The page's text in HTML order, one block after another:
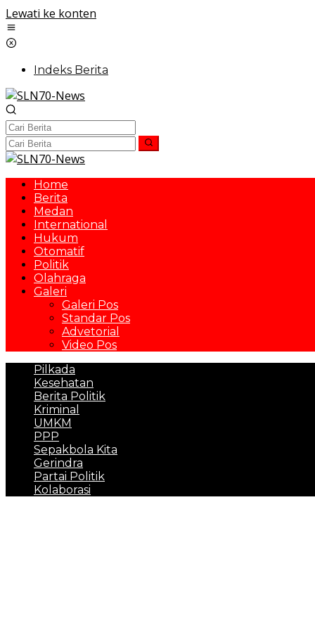
Lewati ke konten
Indeks Berita
Home
Berita
Medan
International
Hukum
Otomatif
Politik
Olahraga
Galeri
Galeri Pos
Standar Pos
Advetorial
Video Pos
Pilkada
Kesehatan
Berita Politik
Kriminal
UMKM
PPP
Sepakbola Kita
Gerindra
Partai Politik
Kolaborasi